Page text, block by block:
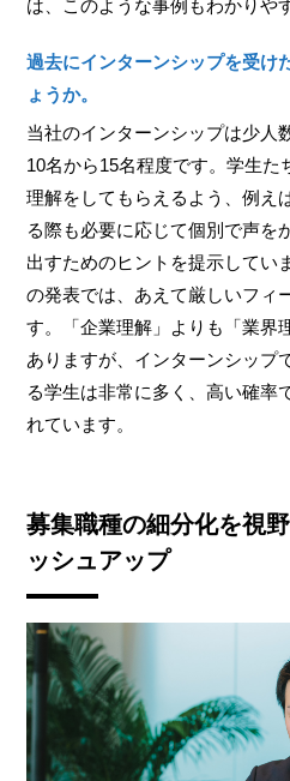
は、このような事例もわかりや
過去にインターンシップを受け
ょうか。
当社のインターンシップは少人
10名から15名程度です。学生た
理解をしてもらえるよう、例え
る際も必要に応じて個別で声を
出すためのヒントを提示してい
の発表では、あえて厳しいフィ
す。「企業理解」よりも「業界
ありますが、インターンシップ
る学生は非常に多く、高い確率
れています。
募集職種の細分化を視
ッシュアップ